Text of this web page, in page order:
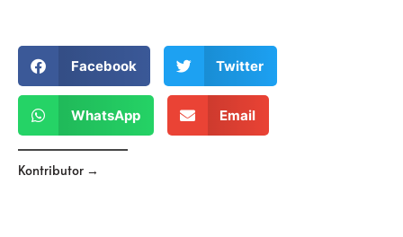
Facebook Twitter
WhatsApp Email
Kontributor →